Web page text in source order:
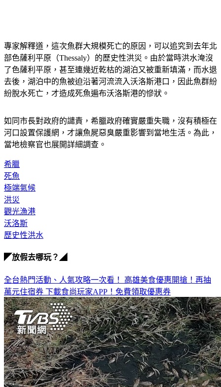
專家解釋道，這次魚群大規模死亡的原因，可以追究到去年北
部色薩利平原（Thessaly）的歷史性洪災。由於當時洪水淹沒
了色薩利平原，甚至連幾近乾枯的湖泊又被重新填滿，而水退
去後，湖泊中的魚被迫沿著河流流入沃洛斯港口，因此魚群紛
紛脫水死亡，才造成死魚遍布沃洛斯港的慘狀。
如同市長對政府的譴責，希臘政府確實嚴重失職，沒有積極在
河口設置保護網，才讓魚屍惡臭嚴重影響到當地生活。為此，
當地檢察官也展開詳細調查。
希臘
死魚
極端氣候
洪災
觀光漁港
沃洛斯
歷史性洪水
◤放假去哪玩？◢
全台熱門活動、人氣攻略一次看！ 高雄美食優惠開搶！再抽
萬元住宿券 下載食尚玩家APP！免費領取優惠券